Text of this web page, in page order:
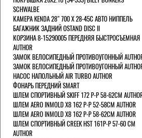
SCHWALBE
КАМЕРА KENDA 28" 700 Х 28-45С АВТО НИППЕЛЬ
БАГАЖНИК ЗАДНИЙ OSTAND DISC II
КОРЗИНА 8-15290005 ПЕРЕДНЯЯ БЫСТРОСЪЕМНАЯ
AUTHOR
ЗАМОК ВЕЛОСИПЕДНЫЙ ПРОТИВОУГОННЫЙ
ЗАМОК ВЕЛОСИПЕДНЫЙ ПРОТИВОУГОННЫЙ
НАСОС НАПОЛЬНЫЙ AIR TURBO AUTHOR
ФОНАРЬ ПЕРЕДНИЙ SMART
ШЛЕМ СПОРТИВНЫЙ SKIFF 172 Р-Р 58-62СМ
ШЛЕМ AERO INMOLD X8 162 Р-Р 52-58СМ AUTHOR
ШЛЕМ AERO INMOLD X8 162 Р-Р 58-62СМ AUTHOR
ШЛЕМ СПОРТИВНЫЙ CREEK HST 161Р-Р 57-60 СМ
AUTHOR